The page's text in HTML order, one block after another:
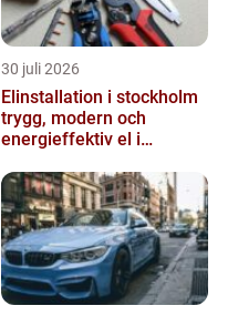
30 juli 2026
Elinstallation i stockholm
trygg, modern och
energieffektiv el i